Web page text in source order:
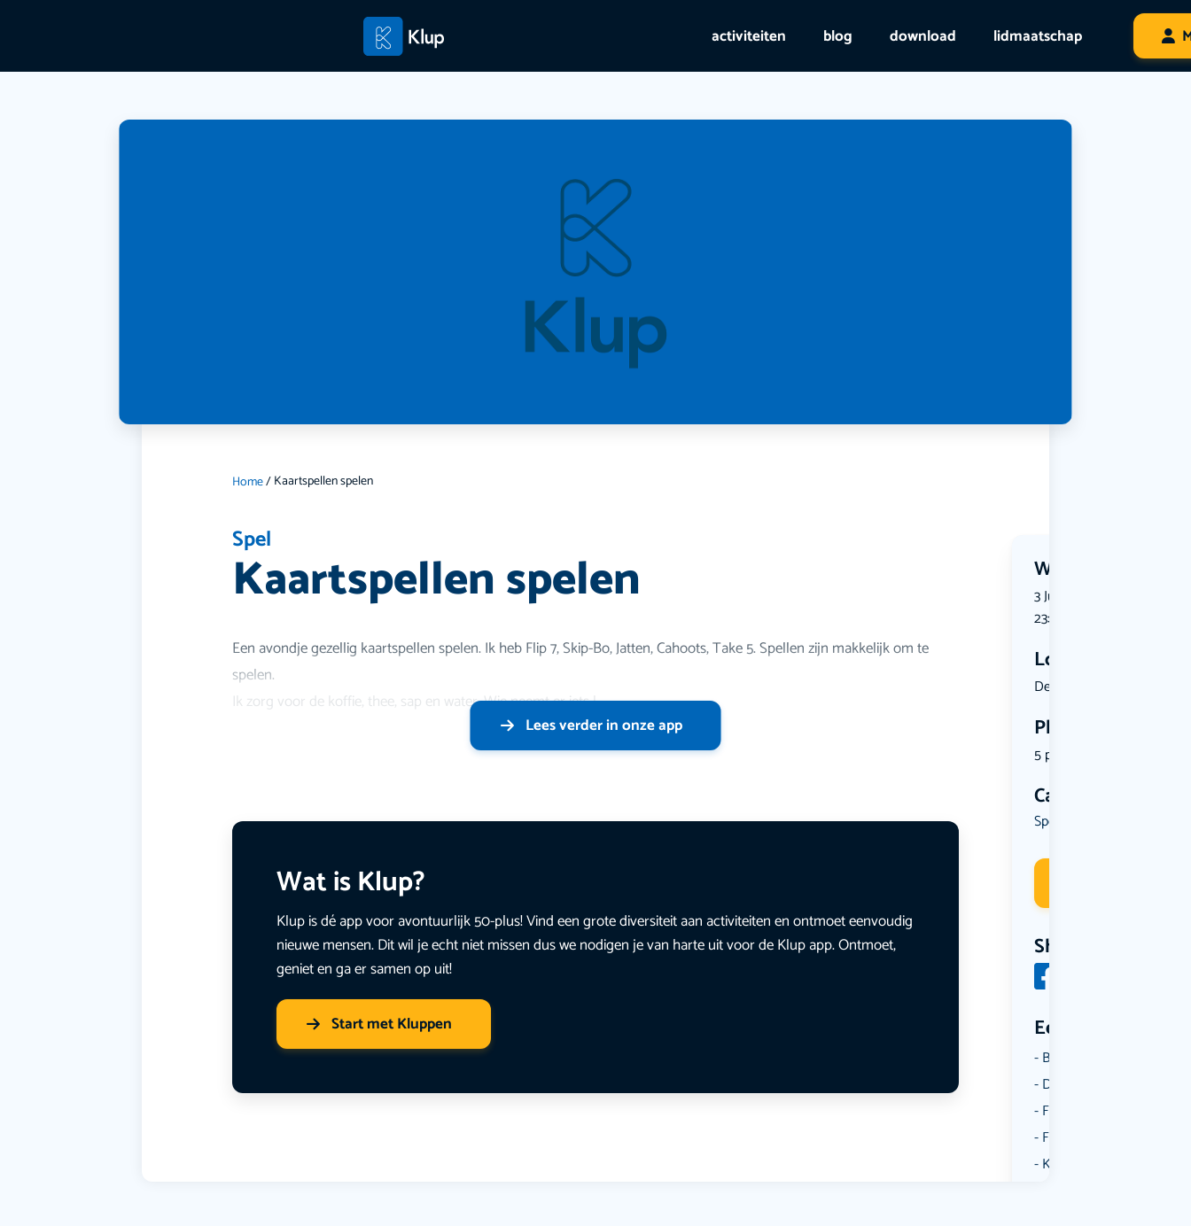
activiteiten blog download lidmaatschap
Home/Kaartspellen spelen
Spel
Kaartspellen spelen Wanneer?
3 July 2026 | 19:30 tot 3
23:00
Locatie
De Hartema...
Plekken
5 plekken beschikbaar
Categorie
Spel
Share
Een aantal
Borrelen
Dansen
Fietsen
Film
Kunst & Cultuur
Een avondje gezellig kaartspellen spelen. Ik heb Flip 7, Skip-Bo, Jatten, Cahoots, Take 5. Spellen zijn makkelijk om te
spelen.
Ik zorg voor de koffie, thee, sap en water. Wie neemt er iets l
Lees verder in onze app
Wat is Klup?
Klup is dé app voor avontuurlijk 50-plus! Vind een grote diversiteit aan activiteiten en ontmoet eenvoudig
nieuwe mensen. Dit wil je echt niet missen dus we nodigen je van harte uit voor de Klup app. Ontmoet,
geniet en ga er samen op uit!
Start met Kluppen